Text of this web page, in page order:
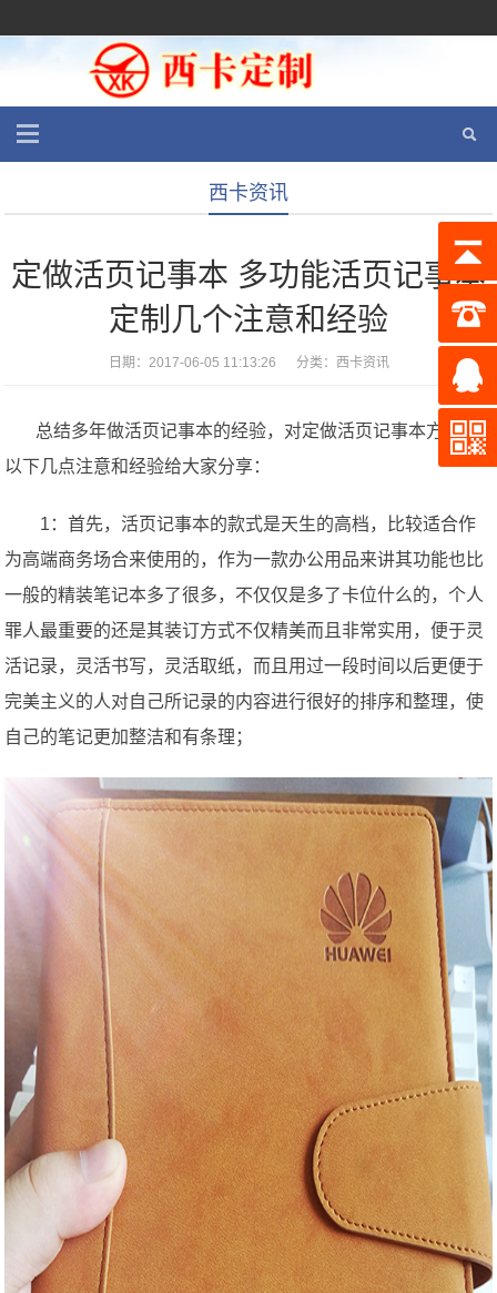
西卡资讯
定做活页记事本 多功能活页记事本
定制几个注意和经验
日期：2017-06-05 11:13:26 分类： 西卡资讯
总结多年做活页记事本的经验，对定做活页记事本方面有
以下几点注意和经验给大家分享：
1：首先，活页记事本的款式是天生的高档，比较适合作
为高端商务场合来使用的，作为一款办公用品来讲其功能也比
一般的精装笔记本多了很多，不仅仅是多了卡位什么的，个人
罪人最重要的还是其装订方式不仅精美而且非常实用，便于灵
活记录，灵活书写，灵活取纸，而且用过一段时间以后更便于
完美主义的人对自己所记录的内容进行很好的排序和整理，使
自己的笔记更加整洁和有条理；